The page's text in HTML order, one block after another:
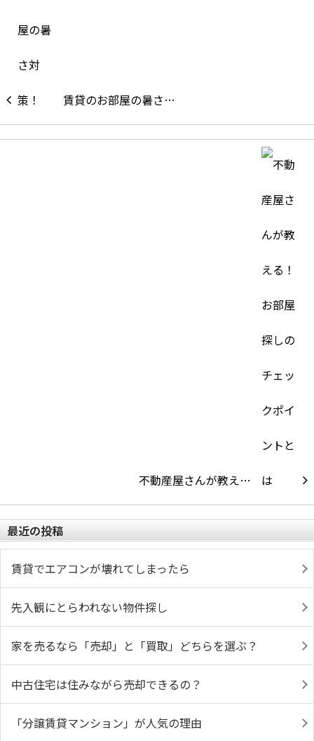
賃貸のお部屋の暑さ…
不動産屋さんが教え…
最近の投稿
賃貸でエアコンが壊れてしまったら
先入観にとらわれない物件探し
家を売るなら「売却」と「買取」どちらを選ぶ？
中古住宅は住みながら売却できるの？
「分譲賃貸マンション」が人気の理由